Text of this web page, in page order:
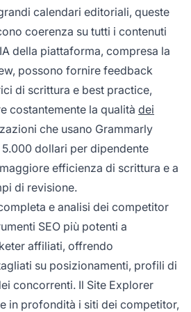
calendari editoriali, queste
coerenza su tutti i contenuti
della piattaforma, compresa la
possono fornire feedback
di scrittura e best practice,
costantemente la qualità dei
che usano Grammarly
dollari per dipendente
efficienza di scrittura e a
di revisione.
e analisi dei competitor
SEO più potenti a
affiliati, offrendo
su posizionamenti, profili di
concorrenti. Il Site Explorer
in profondità i siti dei competitor,